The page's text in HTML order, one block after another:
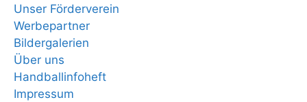
Unser Förderverein
Werbepartner
Bildergalerien
Über uns
Handballinfoheft
Impressum